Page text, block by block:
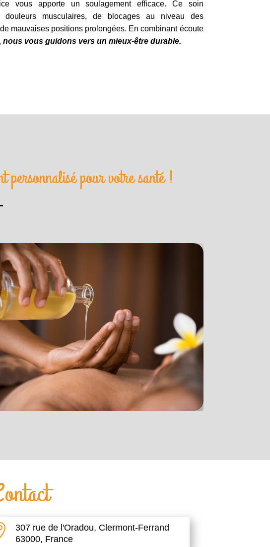
vous apporte un soulagement efficace. Ce soin
douleurs musculaires, de blocages au niveau des
mauvaises positions prolongées. En combinant écoute
nous vous guidons vers un mieux-être durable.
personnalisé pour votre santé !
307 rue de l'Oradou, Clermont-Ferrand
63000, France